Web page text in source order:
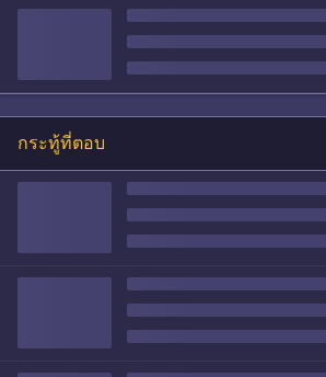
กระทู้ที่ตอบ